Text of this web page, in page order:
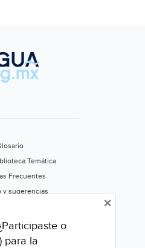
Temática
Frecuentes
y sugerencias
este portal
o
para la
×